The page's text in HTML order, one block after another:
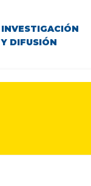
INVESTIGACIÓN
Y DIFUSIÓN